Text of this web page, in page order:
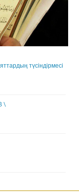
түсіндірмесі
\